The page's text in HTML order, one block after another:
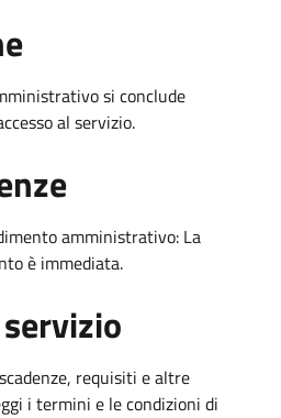
si conclude
al servizio.
amministrativo: La
è immediata.
requisiti e altre
i termini e le condizioni di